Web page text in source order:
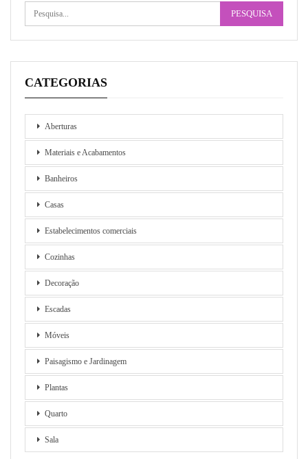
CATEGORIAS
Aberturas
Materiais e Acabamentos
Banheiros
Casas
Estabelecimentos comerciais
Cozinhas
Decoração
Escadas
Móveis
Paisagismo e Jardinagem
Plantas
Quarto
Sala